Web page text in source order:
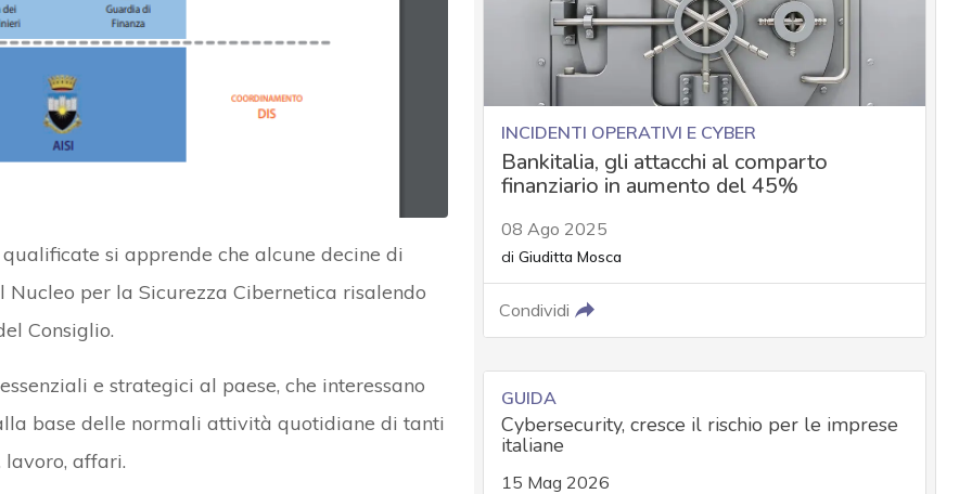
si apprende che alcune decine di
Nucleo per la Sicurezza Cibernetica risalendo
Consiglio.
e strategici al paese, che interessano
base delle normali attività quotidiane di tanti
affari.
INCIDENTI OPERATIVI E CYBER
Bankitalia, gli attacchi al comparto
finanziario in aumento del 45%
08 Ago 2025
di Giuditta Mosca
Condividi
GUIDA
Cybersecurity, cresce il rischio per le imprese
italiane
15 Mag 2026